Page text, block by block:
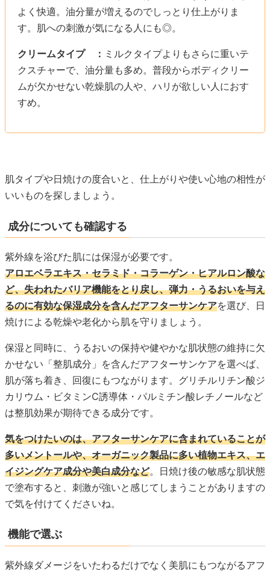
よく快適。油分量が増えるのでしっとり仕上がりま
す。肌への刺激が気になる人にも◎。
クリームタイプ ： ミルクタイプよりもさらに重いテ
クスチャーで、油分量も多め。普段からボディクリー
ムが欠かせない乾燥肌の人や、ハリが欲しい人におす
すめ。
肌タイプや日焼けの度合いと、仕上がりや使い心地の相性が
いいものを探しましょう。
成分についても確認する
紫外線を浴びた肌には保湿が必要です。
アロエベラエキス・セラミド・コラーゲン・ヒアルロン酸な
ど、失われたバリア機能をとり戻し、弾力・うるおいを与え
るのに有効な保湿成分を含んだアフターサンケアを選び、日
焼けによる乾燥や老化から肌を守りましょう。
保湿と同時に、うるおいの保持や健やかな肌状態の維持に欠
かせない「整肌成分」を含んだアフターサンケアを選べば、
肌が落ち着き、回復にもつながります。グリチルリチン酸ジ
カリウム・ビタミンC誘導体・パルミチン酸レチノールなど
は整肌効果が期待できる成分です。
気をつけたいのは、アフターサンケアに含まれていることが
多いメントールや、オーガニック製品に多い植物エキス、エ
イジングケア成分や美白成分など。日焼け後の敏感な肌状態
で塗布すると、刺激が強いと感じてしまうことがありますの
で気を付けてくださいね。
機能で選ぶ
紫外線ダメージをいたわるだけでなく美肌にもつながるアフ